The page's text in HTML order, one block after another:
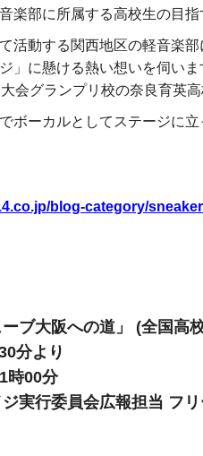
楽部に所属する高校生の目指
活動する関西地区の軽音楽
」に懸ける熱い想いを伺いま
会グランプリ校の奈良育英高
ボーカルとしてステージに
blog-category/
阪への道」 (全国高校
分より
00分
委員会広報担当 フリ